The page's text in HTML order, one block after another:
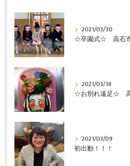
2021/03/30
2021/03/18
2021/03/09